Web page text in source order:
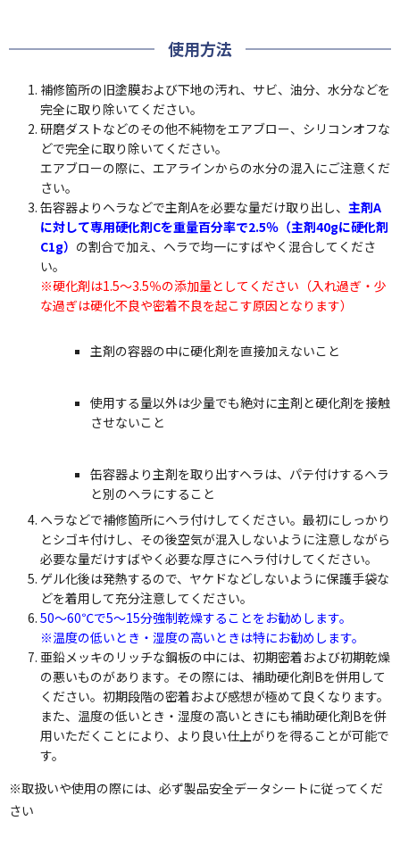
使用方法
補修箇所の旧塗膜および下地の汚れ、サビ、油分、水分などを
完全に取り除いてください。
研磨ダストなどのその他不純物をエアブロー、シリコンオフな
どで完全に取り除いてください。
エアブローの際に、エアラインからの水分の混入にご注意くだ
さい。
缶容器よりヘラなどで主剤Aを必要な量だけ取り出し、 主剤A
に対して専用硬化剤Cを重量百分率で2.5％（主剤40gに硬化剤
C1g） の割合で加え、ヘラで均一にすばやく混合してくださ
い。
※硬化剤は1.5～3.5％の添加量としてください（入れ過ぎ・少
な過ぎは硬化不良や密着不良を起こす原因となります）
主剤の容器の中に硬化剤を直接加えないこと
使用する量以外は少量でも絶対に主剤と硬化剤を接触
させないこと
缶容器より主剤を取り出すヘラは、パテ付けするヘラ
と別のヘラにすること
ヘラなどで補修箇所にヘラ付けしてください。最初にしっかり
とシゴキ付けし、その後空気が混入しないように注意しながら
必要な量だけすばやく必要な厚さにヘラ付けしてください。
ゲル化後は発熱するので、ヤケドなどしないように保護手袋な
どを着用して充分注意してください。
50～60℃で5～15分強制乾燥することをお勧めします。
※温度の低いとき・湿度の高いときは特にお勧めします。
亜鉛メッキのリッチな鋼板の中には、初期密着および初期乾燥
の悪いものがあります。その際には、補助硬化剤Bを併用して
ください。初期段階の密着および感想が極めて良くなります。
また、温度の低いとき・湿度の高いときにも補助硬化剤Bを併
用いただくことにより、より良い仕上がりを得ることが可能で
す。
※取扱いや使用の際には、必ず製品安全データシートに従ってくだ
さい